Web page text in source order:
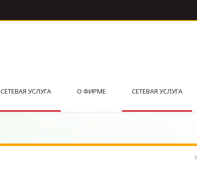
СЕТЕВАЯ УСЛУГА О ФИРМЕ СЕТЕВАЯ УСЛУГА